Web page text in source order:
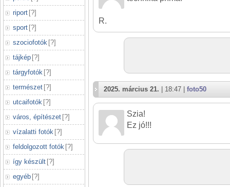
riport [?]
sport [?]
szociofotók [?]
tájkép [?]
tárgyfotók [?]
természet [?]
utcaifotók [?]
város, építészet [?]
vízalatti fotók [?]
feldolgozott fotók [?]
így készült [?]
egyéb [?]
R.
2025. március 21. | 18:47 | foto50
Szia!
Ez jó!!!